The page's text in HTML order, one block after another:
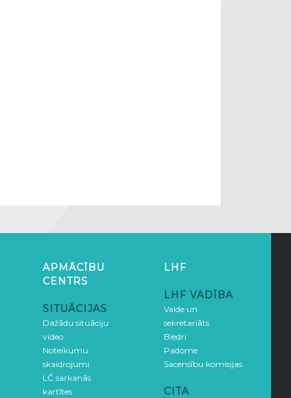
APMĀCĪBU
CENTRS
SITUĀCIJAS
Dažādu situāciju
video
Noteikumu
skaidrojumi
LČ sarkanās
kartītes
LHF
LHF VADĪBA
Valde un
sekretariāts
Biedri
Padome
Sacensību komisijas
CITA